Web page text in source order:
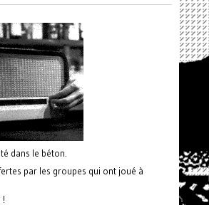
dans le béton.
par les groupes qui ont joué à
!